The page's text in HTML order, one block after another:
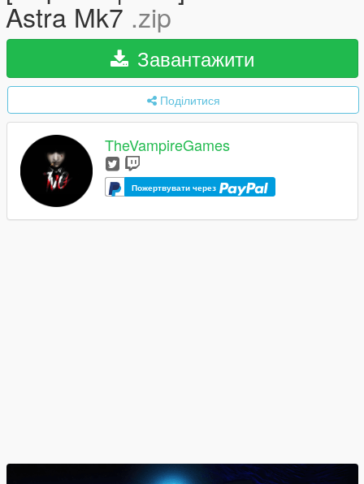
Astra Mk7 .zip
Завантажити
Поділитися
TheVampireGames
Пожертвувати через